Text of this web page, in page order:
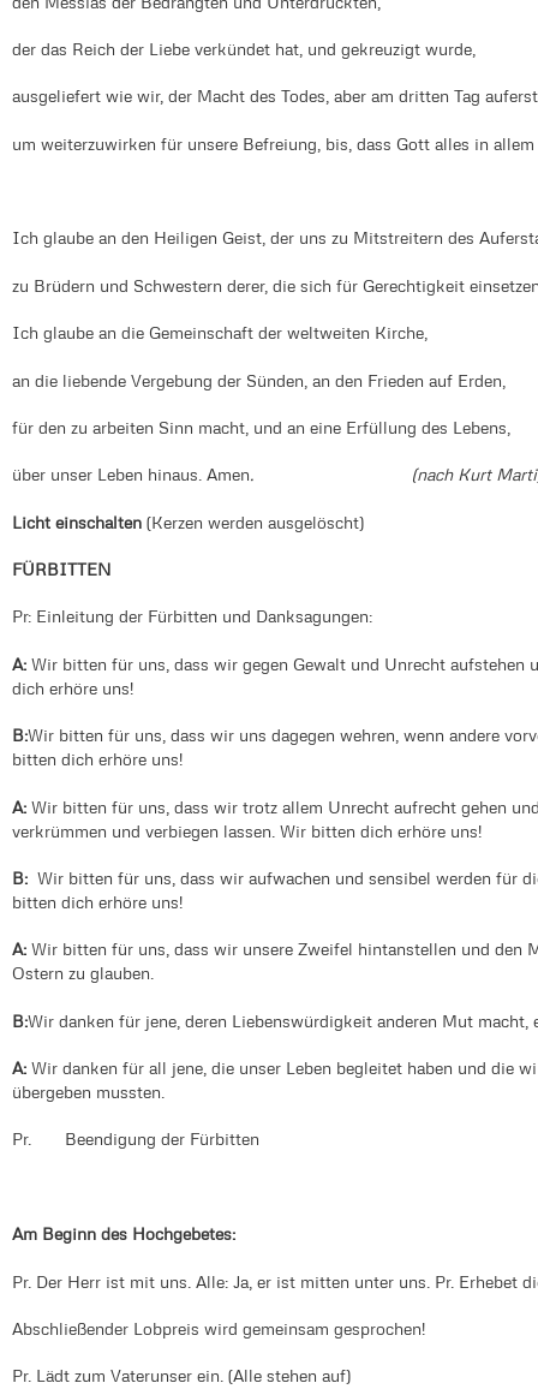
der das Reich der Liebe verkündet hat, und gekreuzigt wurde,
ausgeliefert wie wir, der Macht des Todes, aber am dritten Tag
um weiterzuwirken für unsere Befreiung, bis, dass Gott alles in
Ich glaube an den Heiligen Geist, der uns zu Mitstreitern des
zu Brüdern und Schwestern derer, die sich für Gerechtigkeit
Ich glaube an die Gemeinschaft der weltweiten Kirche,
an die liebende Vergebung der Sünden, an den Frieden auf Erden,
für den zu arbeiten Sinn macht, und an eine Erfüllung des Lebens,
über unser Leben hinaus. Amen. (nach Kurt
Licht einschalten (Kerzen werden ausgelöscht)
FÜRBITTEN
Pr: Einleitung der Fürbitten und Danksagungen:
A: Wir bitten für uns, dass wir gegen Gewalt und Unrecht aufstehen
dich erhöre uns!
B:Wir bitten für uns, dass wir uns dagegen wehren, wenn andere
bitten dich erhöre uns!
A: Wir bitten für uns, dass wir trotz allem Unrecht aufrecht gehen
verkrümmen und verbiegen lassen. Wir bitten dich erhöre uns!
B: Wir bitten für uns, dass wir aufwachen und sensibel werden für
bitten dich erhöre uns!
A: Wir bitten für uns, dass wir unsere Zweifel hintanstellen und den
Ostern zu glauben.
B:Wir danken für jene, deren Liebenswürdigkeit anderen Mut macht,
A: Wir danken für all jene, die unser Leben begleitet haben und die
übergeben mussten.
Pr. Beendigung der Fürbitten
Am Beginn des Hochgebetes:
Pr. Der Herr ist mit uns. Alle: Ja, er ist mitten unter uns. Pr. Erhebet
Abschließender Lobpreis wird gemeinsam gesprochen!
Pr. Lädt zum Vaterunser ein. (Alle stehen auf)